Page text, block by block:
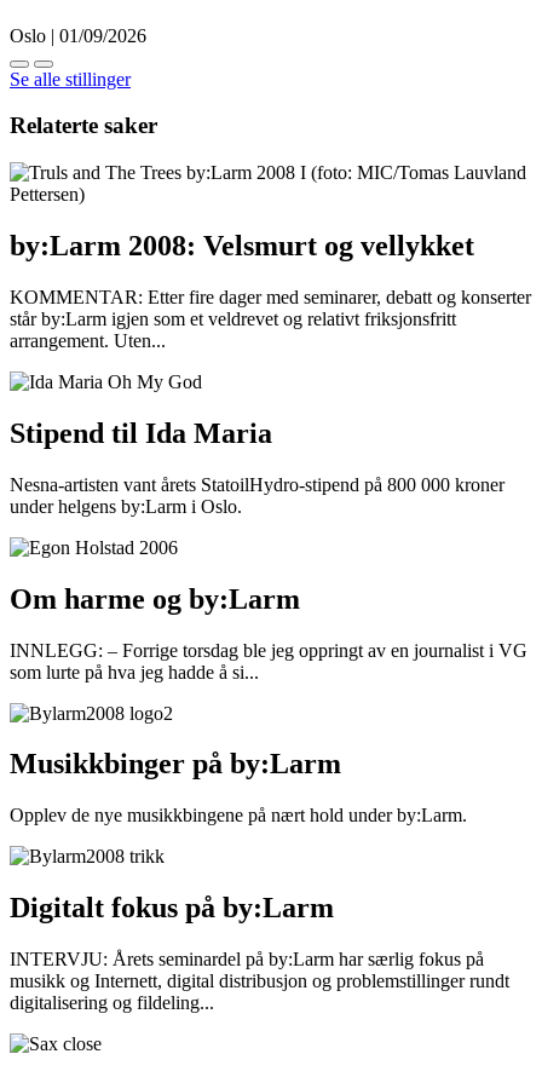
Oslo | 01/09/2026
Se alle stillinger
Relaterte saker
by:Larm 2008: Velsmurt og vellykket
KOMMENTAR: Etter fire dager med seminarer, debatt og konserter
står by:Larm igjen som et veldrevet og relativt friksjonsfritt
arrangement. Uten...
Stipend til Ida Maria
Nesna-artisten vant årets StatoilHydro-stipend på 800 000 kroner
under helgens by:Larm i Oslo.
Om harme og by:Larm
INNLEGG: – Forrige torsdag ble jeg oppringt av en journalist i VG
som lurte på hva jeg hadde å si...
Musikkbinger på by:Larm
Opplev de nye musikkbingene på nært hold under by:Larm.
Digitalt fokus på by:Larm
INTERVJU: Årets seminardel på by:Larm har særlig fokus på
musikk og Internett, digital distribusjon og problemstillinger rundt
digitalisering og fildeling...